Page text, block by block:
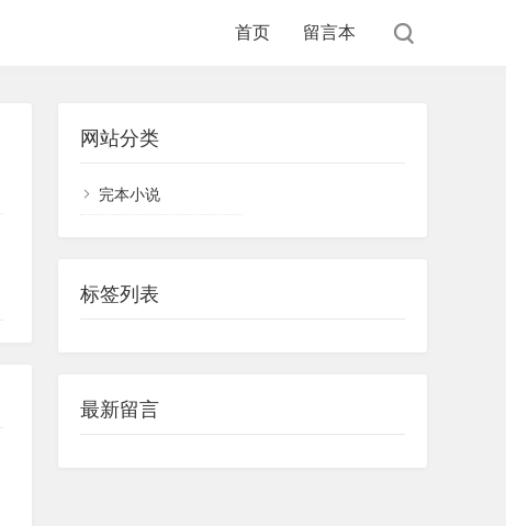
首页 留言本
网站分类
完本小说
标签列表
最新留言